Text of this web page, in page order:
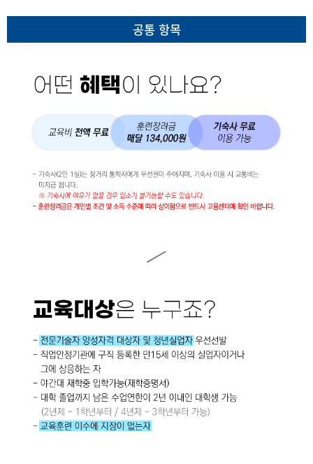
공통 항목